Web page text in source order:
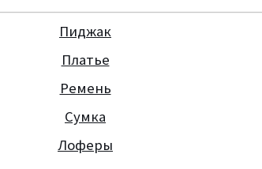
Пиджак
Платье
Ремень
Сумка
Лоферы